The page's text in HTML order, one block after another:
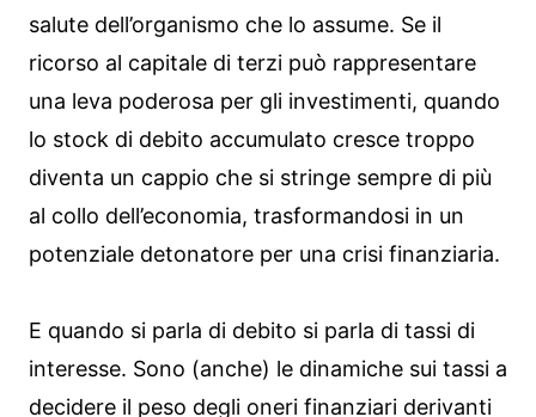
salute dell’organismo che lo assume. Se il
ricorso al capitale di terzi può rappresentare
una leva poderosa per gli investimenti, quando
lo stock di debito accumulato cresce troppo
diventa un cappio che si stringe sempre di più
al collo dell’economia, trasformandosi in un
potenziale detonatore per una crisi finanziaria.
E quando si parla di debito si parla di tassi di
interesse. Sono (anche) le dinamiche sui tassi a
decidere il peso degli oneri finanziari derivanti